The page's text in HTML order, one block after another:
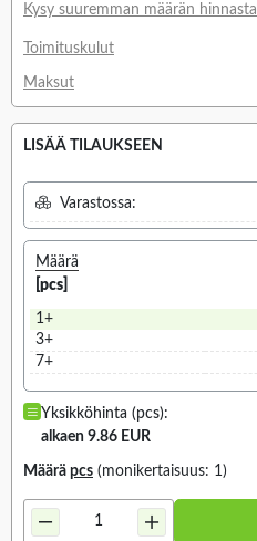
Kysy suuremman määrän hinnasta
Toimituskulut
Maksut
LISÄÄ TILAUKSEEN
Varastossa:
Määrä
[pcs]
1+
3+
7+
Yksikköhinta (pcs):
alkaen 9.86 EUR
Määrä pcs (monikertaisuus: 1)